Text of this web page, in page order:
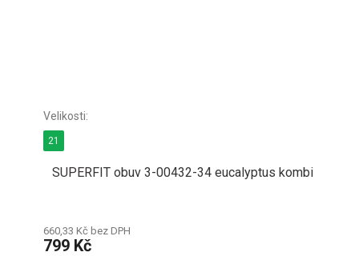
SUPERFIT obuv 3-00432-34 eucalyptus kombi
660,33 Kč bez DPH
799 Kč
21